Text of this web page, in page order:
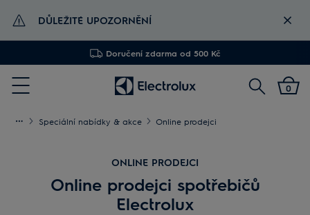
DŮLEŽITÉ UPOZORNĚNÍ
Instalace
Menu
Vyhledat
0
Speciální nabídky & akce Online prodejci
ONLINE PRODEJCI
Online prodejci spotřebičů
Electrolux